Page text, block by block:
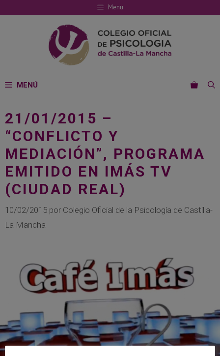
al
Menu
MENÚ
21/01/2015 –
“CONFLICTO Y
MEDIACIÓN”, PROGRAMA
EMITIDO EN IMÁS TV
(CIUDAD REAL)
10/02/2015 por Colegio Oficial de la Psicología de Castilla-
La Mancha